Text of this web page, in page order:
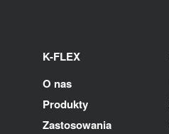
K-FLEX
O nas
Produkty
Zastosowania